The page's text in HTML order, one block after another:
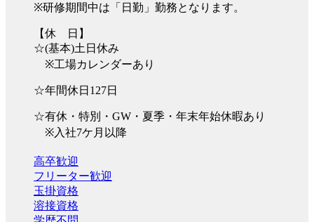
※研修期間中は「日勤」勤務となります。
【休 日】
☆(基本)土日休み
※工場カレンダーあり
☆年間休日127日
☆有休・特別・GW・夏季・年末年始休暇あり
※入社7ケ月以降
高卒歓迎
フリーター歓迎
玉掛資格
溶接資格